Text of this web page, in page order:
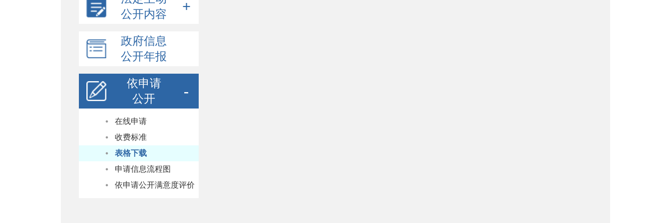
公开内容
县政府领导信息
机构职能
县政府工作报告
重大会议信息
建议提案办理
财政预决算
规划信息
权责清单
政务服务事项清单
政府信息
公开年报
依申请
公开
在线申请
收费标准
表格下载
申请信息流程图
依申请公开满意度评价